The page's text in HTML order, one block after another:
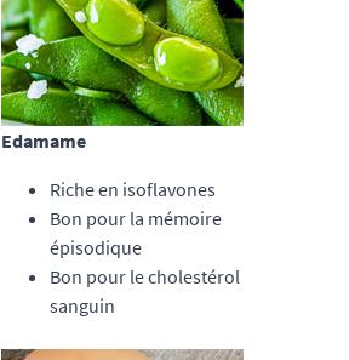
Edamame
Riche en isoflavones
Bon pour la mémoire
épisodique
Bon pour le cholestérol
sanguin